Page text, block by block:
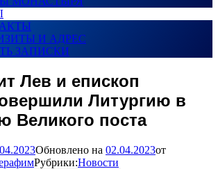
И АДРЕС
ЗАПИСКИ
Лев и епископ
Литургию в
Великого поста
Обновлено на 02.04.2023от
Рубрики:Новости